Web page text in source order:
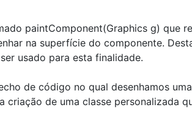
paintComponent(Graphics g) que
na superfície do componente.
usado para esta finalidade.
de código no qual desenhamos
criação de uma classe personalizada